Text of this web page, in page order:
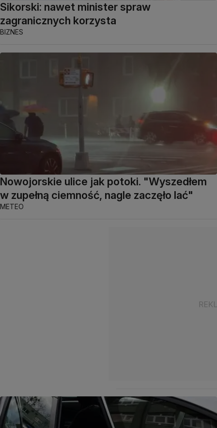
Sikorski: nawet minister spraw
zagranicznych korzysta
BIZNES
Nowojorskie ulice jak potoki. "Wyszedłem
w zupełną ciemność, nagle zaczęło lać"
METEO